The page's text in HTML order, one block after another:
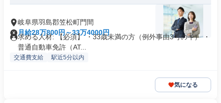
岐阜県羽島郡笠松町門間
月給28万800円～33万4000円
求める人材: 【必須】 ・33歳未満の方（例外事由3号のイ） ・
普通自動車免許（AT...
交通費支給 駅近5分以内
気になる